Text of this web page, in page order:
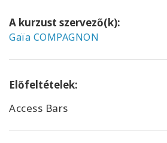
A kurzust szervező(k):
Gaïa COMPAGNON
Előfeltételek:
Access Bars